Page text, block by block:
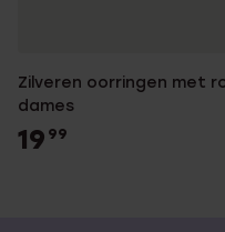
Zilveren oorringen met
dames
19 99